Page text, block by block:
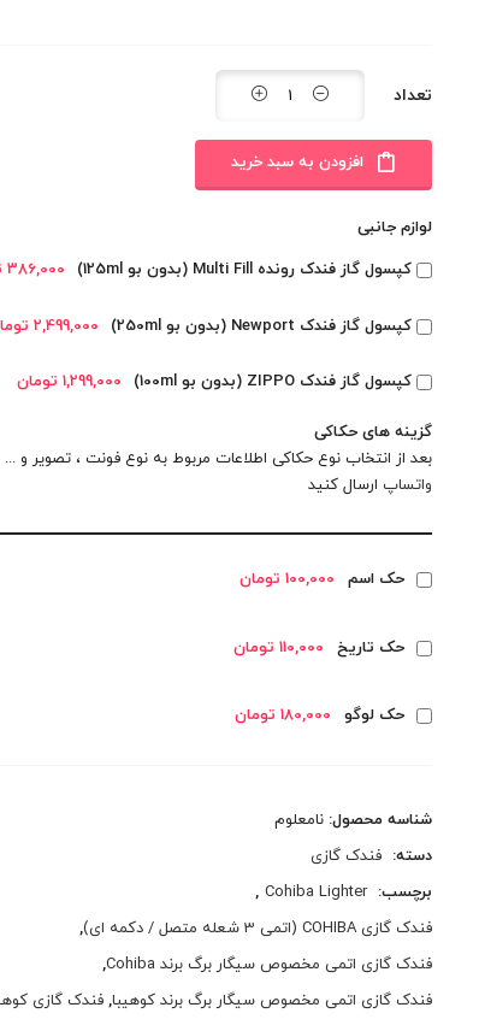
تعداد
افزودن به سبد خرید
لوازم جانبی
کپسول گاز فندک رونده Multi Fill (بدون بو 125ml)
386,000 تومان
کپسول گاز فندک Newport (بدون بو 250ml) 2,499,000 تومان
کپسول گاز فندک ZIPPO (بدون بو 100ml) 1,299,000 تومان
گزینه های حکاکی
بعد از انتخاب نوع حکاکی اطلاعات مربوط به نوع فونت ، تصویر و ...
واتساپ ارسال کنید
حک اسم 100,000 تومان
حک تاریخ 110,000 تومان
حک لوگو 180,000 تومان
شناسه محصول: نامعلوم
دسته: فندک گازی
برچسب: Cohiba Lighter
,
فندک گازی COHIBA (اتمی 3 شعله متصل / دکمه ای)
,
فندک گازی اتمی مخصوص سیگار برگ برند Cohiba
,
فندک گازی اتمی مخصوص سیگار برگ برند کوهیبا, فندک گازی